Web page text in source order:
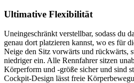
Ultimative Flexibilität
Uneingeschränkt verstellbar, sodass du
genau dort platzieren kannst, wo es für
Neige den Sitz vorwärts und rückwärts,
niedriger ein. Alle Rennfahrer sitzen
Körperform und -größe sicher und sind
Cockpit-Design lässt freie